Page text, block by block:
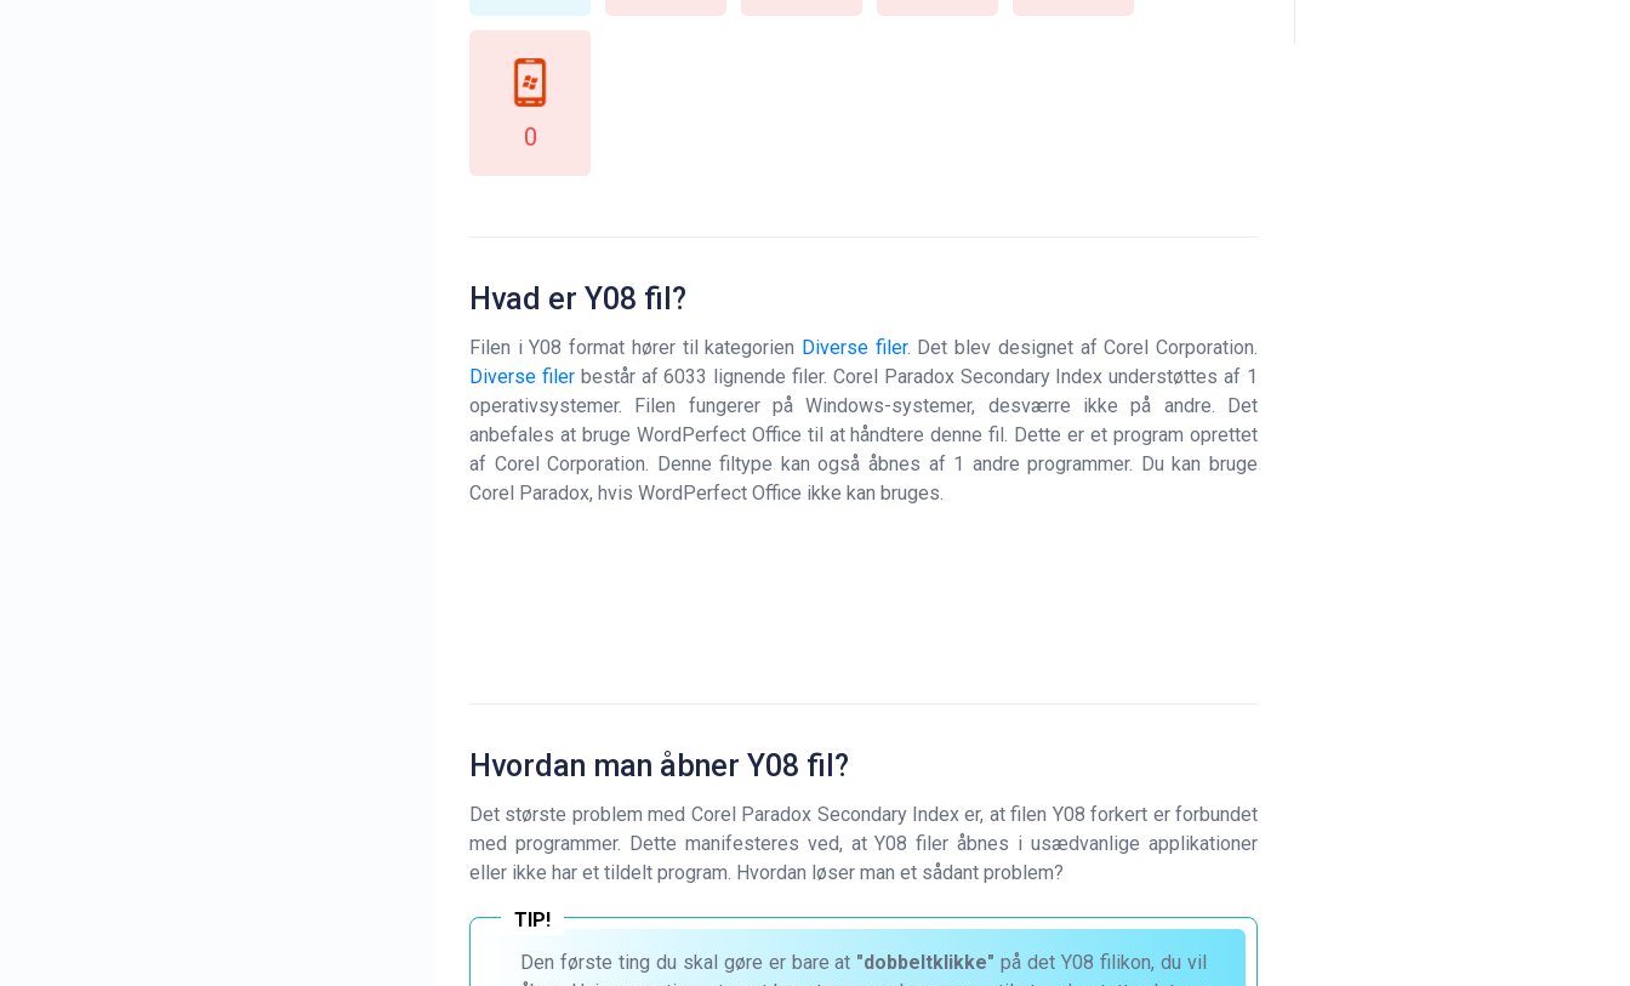
0
Hvad er Y08 fil?
Filen i Y08 format hører til kategorien Diverse filer. Det blev designet af Corel Corporation.
Diverse filerbestår af 6033 lignende filer. Corel Paradox Secondary Index understøttes af 1
operativsystemer. Filen fungerer på Windows-systemer, desværre ikke på andre. Det
anbefales at bruge WordPerfect Office til at håndtere denne fil. Dette er et program oprettet
af Corel Corporation. Denne filtype kan også åbnes af 1 andre programmer. Du kan bruge
Corel Paradox, hvis WordPerfect Office ikke kan bruges.
Hvordan man åbner Y08 fil?
Det største problem med Corel Paradox Secondary Index er, at filen Y08 forkert er forbundet
med programmer. Dette manifesteres ved, at Y08 filer åbnes i usædvanlige applikationer
eller ikke har et tildelt program. Hvordan løser man et sådant problem?
Den første ting du skal gøre er bare at "dobbeltklikke" på det Y08 filikon, du vil